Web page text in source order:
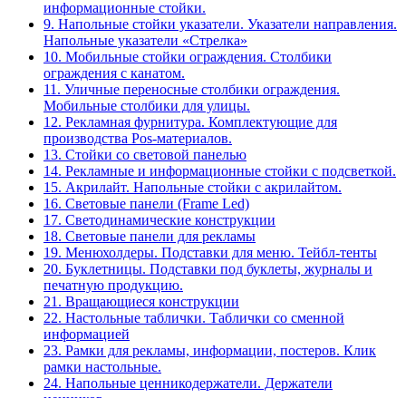
информационные стойки.
9. Напольные стойки указатели. Указатели направления.
Напольные указатели «Стрелка»
10. Мобильные стойки ограждения. Столбики
ограждения с канатом.
11. Уличные переносные столбики ограждения.
Мобильные столбики для улицы.
12. Рекламная фурнитура. Комплектующие для
производства Pos-материалов.
13. Стойки со световой панелью
14. Рекламные и информационные стойки с подсветкой.
15. Акрилайт. Напольные стойки с акрилайтом.
16. Световые панели (Frame Led)
17. Светодинамические конструкции
18. Световые панели для рекламы
19. Менюхолдеры. Подставки для меню. Тейбл-тенты
20. Буклетницы. Подставки под буклеты, журналы и
печатную продукцию.
21. Вращающиеся конструкции
22. Настольные таблички. Таблички со сменной
информацией
23. Рамки для рекламы, информации, постеров. Клик
рамки настольные.
24. Напольные ценникодержатели. Держатели